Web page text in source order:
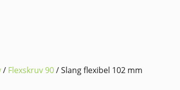
/ Flexskruv 90/ Slang flexibel 102 mm